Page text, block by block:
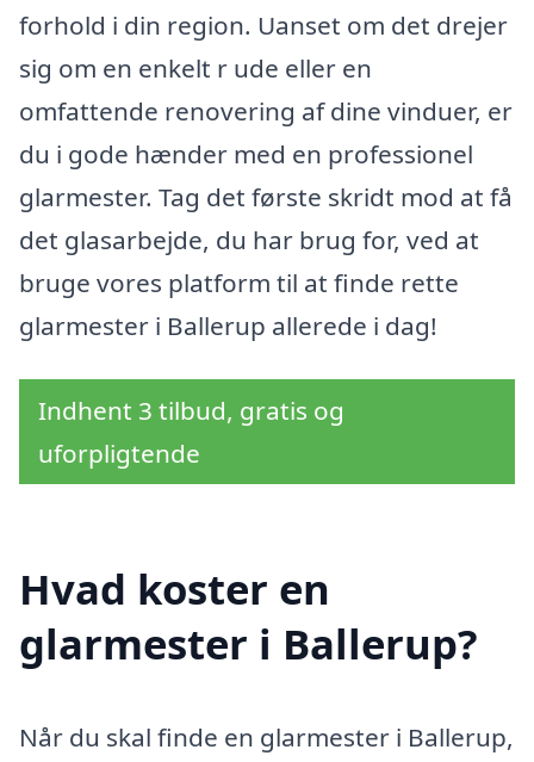
forhold i din region. Uanset om det drejer
sig om en enkelt r ude eller en
omfattende renovering af dine vinduer, er
du i gode hænder med en professionel
glarmester. Tag det første skridt mod at få
det glasarbejde, du har brug for, ved at
bruge vores platform til at finde rette
glarmester i Ballerup allerede i dag!
Indhent 3 tilbud, gratis og
uforpligtende
Hvad koster en
glarmester i Ballerup?
Når du skal finde en glarmester i Ballerup,